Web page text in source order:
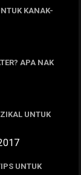
KANAK-
APA NAK
UNTUK
UNTUK